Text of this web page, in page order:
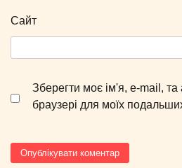
Сайт
Зберегти моє ім'я, e-mail,
браузері для моїх